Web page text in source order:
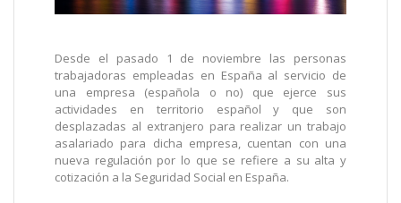
Desde el pasado 1 de noviembre las personas
trabajadoras empleadas en España al servicio de
una empresa (española o no) que ejerce sus
actividades en territorio español y que son
desplazadas al extranjero para realizar un trabajo
asalariado para dicha empresa, cuentan con una
nueva regulación por lo que se refiere a su alta y
cotización a la Seguridad Social en España.